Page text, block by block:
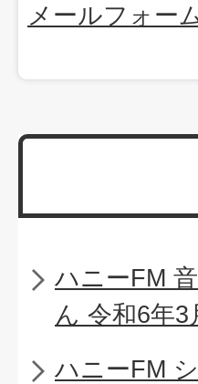
メールフォー
ハニーFM
ん 令和6年3
ハニーFM